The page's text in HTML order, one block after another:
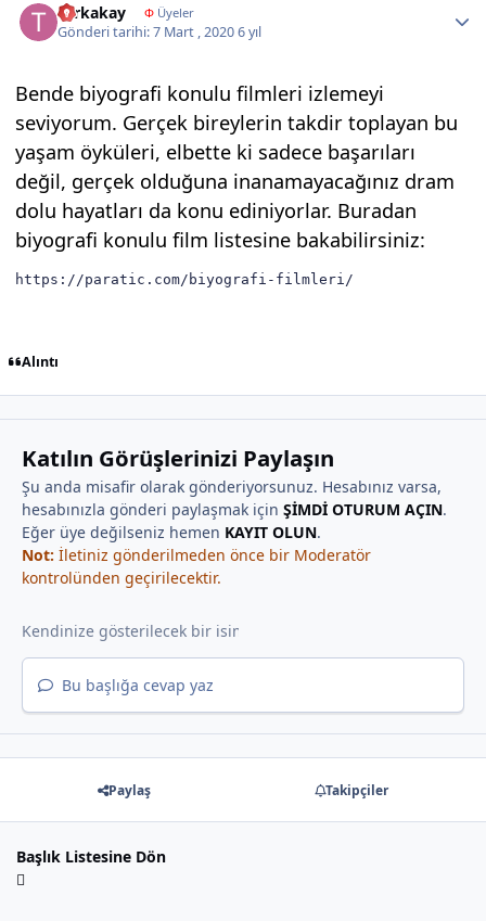
turkakay ΦÜyeler
Gönderi tarihi:7 Mart , 20206 yıl
Bende biyografi konulu filmleri izlemeyi
seviyorum. Gerçek bireylerin takdir toplayan bu
yaşam öyküleri, elbette ki sadece başarıları
değil, gerçek olduğuna inanamayacağınız dram
dolu hayatları da konu ediniyorlar. Buradan
biyografi konulu film listesine bakabilirsiniz:
https://paratic.com/biyografi-filmleri/
Alıntı
Katılın Görüşlerinizi Paylaşın
Şu anda misafir olarak gönderiyorsunuz. Hesabınız varsa,
hesabınızla gönderi paylaşmak için ŞİMDİ OTURUM AÇIN.
Eğer üye değilseniz hemen KAYIT OLUN.
Not: İletiniz gönderilmeden önce bir Moderatör
kontrolünden geçirilecektir.
Bu başlığa cevap yaz
Paylaş Takipçiler
Başlık Listesine Dön